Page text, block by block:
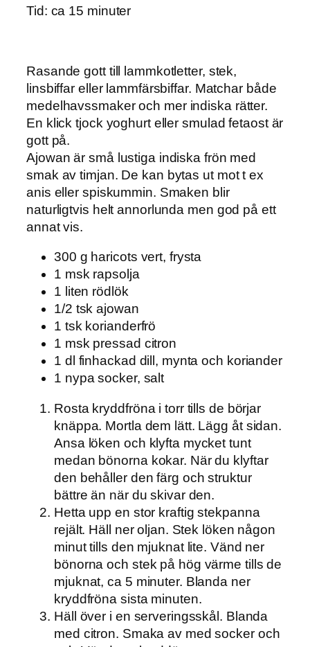
Tid: ca 15 minuter
Rasande gott till lammkotletter, stek,
linsbiffar eller lammfärsbiffar. Matchar både
medelhavssmaker och mer indiska rätter.
En klick tjock yoghurt eller smulad fetaost är
gott på.
Ajowan är små lustiga indiska frön med
smak av timjan. De kan bytas ut mot t ex
anis eller spiskummin. Smaken blir
naturligtvis helt annorlunda men god på ett
annat vis.
300 g haricots vert, frysta
1 msk rapsolja
1 liten rödlök
1/2 tsk ajowan
1 tsk korianderfrö
1 msk pressad citron
1 dl finhackad dill, mynta och koriander
1 nypa socker, salt
Rosta kryddfröna i torr tills de börjar
knäppa. Mortla dem lätt. Lägg åt sidan.
Ansa löken och klyfta mycket tunt
medan bönorna kokar. När du klyftar
den behåller den färg och struktur
bättre än när du skivar den.
Hetta upp en stor kraftig stekpanna
rejält. Häll ner oljan. Stek löken någon
minut tills den mjuknat lite. Vänd ner
bönorna och stek på hög värme tills de
mjuknat, ca 5 minuter. Blanda ner
kryddfröna sista minuten.
Häll över i en serveringsskål. Blanda
med citron. Smaka av med socker och